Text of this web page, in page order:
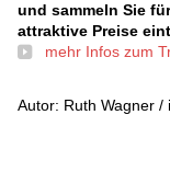
und sammeln Sie
attraktive Preise
mehr Infos zum
Autor: Ruth Wagner /